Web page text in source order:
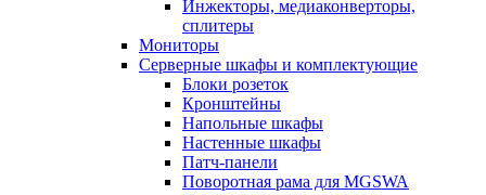
Инжекторы, медиаконверторы,
сплитеры
Мониторы
Серверные шкафы и комплектующие
Блоки розеток
Кронштейны
Напольные шкафы
Настенные шкафы
Патч-панели
Поворотная рама для MGSWA